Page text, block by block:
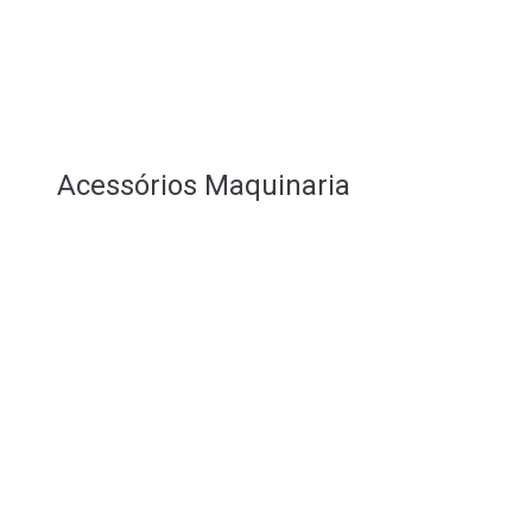
Acessórios Maquinaria